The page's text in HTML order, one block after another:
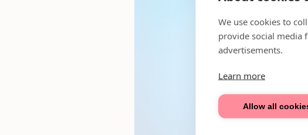
We use cookies to
provide social media
advertisements.
Learn more
Allow all